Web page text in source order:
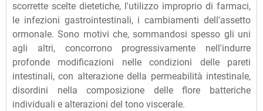
scorrette scelte dietetiche, l'utilizzo improprio di farmaci,
le infezioni gastrointestinali, i cambiamenti dell'assetto
ormonale. Sono motivi che, sommandosi spesso gli uni
agli altri, concorrono progressivamente nell'indurre
profonde modificazioni nelle condizioni delle pareti
intestinali, con alterazione della permeabilità intestinale,
disordini nella composizione delle flore batteriche
individuali e alterazioni del tono viscerale.